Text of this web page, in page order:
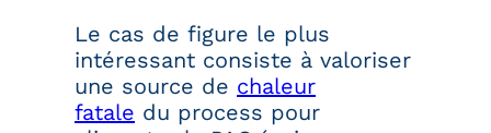
Le cas de figure le plus
intéressant consiste à valoriser
une source de chaleur
fatale du process pour